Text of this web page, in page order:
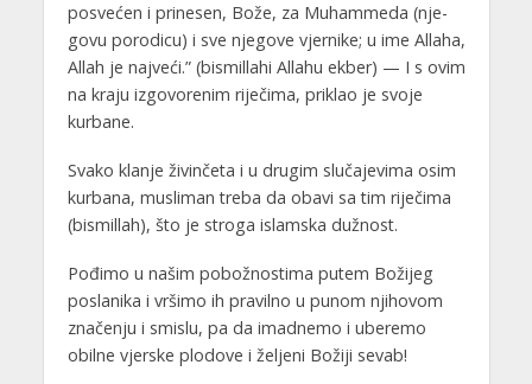
posvećen i prinesen, Bože, za Muhammeda (nje­
govu porodicu) i sve njegove vjernike; u ime Allaha,
Allah je najveći.” (bismillahi Allahu ekber) — I s ovim
na kraju izgovorenim riječima, priklao je svoje
kurbane.
Svako klanje živinčeta i u drugim slučajevima osim
kurbana, musliman treba da obavi sa tim riječima
(bismillah), što je stroga islamska dužnost.
Pođimo u našim pobožnostima putem Božijeg
poslanika i vršimo ih pravilno u punom njihovom
značenju i smislu, pa da imadnemo i uberemo
obilne vjerske plodove i željeni Božiji sevab!